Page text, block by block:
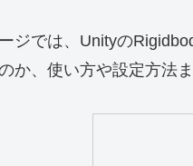
ジでは、Unityの
か、使い方や設定方法